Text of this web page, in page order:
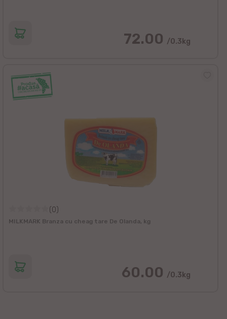
72.00 /0.3kg
(0)
MILKMARK Branza cu cheag tare De Olanda, kg
60.00 /0.3kg